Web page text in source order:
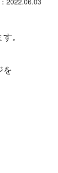
。
を